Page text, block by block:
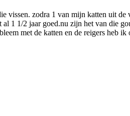
vissen. zodra 1 van mijn katten uit
1 1/2 jaar goed.nu zijn het van die
met de katten en de reigers heb ik